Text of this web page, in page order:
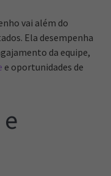
vai além do
Ela desempenha
da equipe,
e oportunidades de